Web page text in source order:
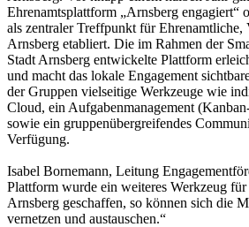
Ehrenamtsplattform „Arnsberg engagiert“
als zentraler Treffpunkt für
Arnsberg etabliert. Die im Rahmen der
Stadt Arnsberg entwickelte Plattform
und macht das lokale Engagement
der Gruppen vielseitige Werkzeuge wie
Cloud, ein Aufgabenmanagement
sowie ein gruppenübergreifendes
Verfügung.
Isabel Bornemann, Leitung
Plattform wurde ein weiteres Werkzeug für
Arnsberg geschaffen, so können sich die
vernetzen und austauschen.“